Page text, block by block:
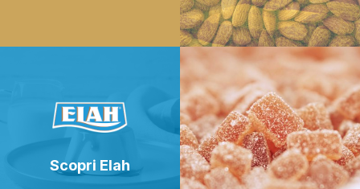
Scopri Elah